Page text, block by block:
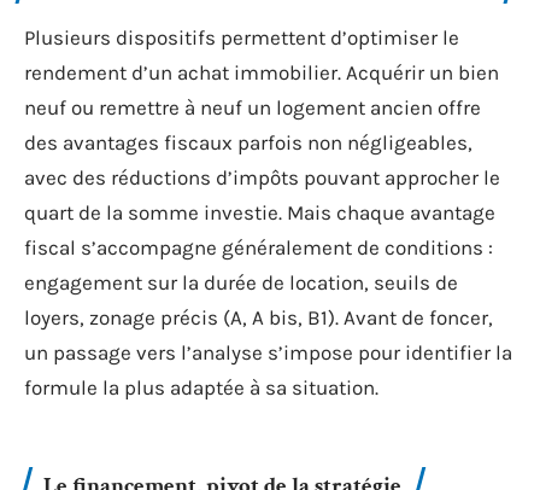
Plusieurs dispositifs permettent d’optimiser le
rendement d’un achat immobilier. Acquérir un bien
neuf ou remettre à neuf un logement ancien offre
des avantages fiscaux parfois non négligeables,
avec des réductions d’impôts pouvant approcher le
quart de la somme investie. Mais chaque avantage
fiscal s’accompagne généralement de conditions :
engagement sur la durée de location, seuils de
loyers, zonage précis (A, A bis, B1). Avant de foncer,
un passage vers l’analyse s’impose pour identifier la
formule la plus adaptée à sa situation.